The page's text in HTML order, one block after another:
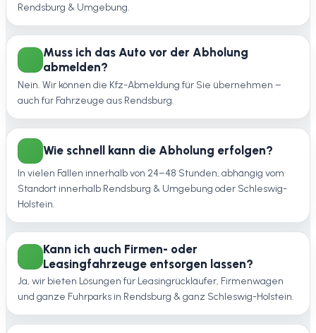
Rendsburg & Umgebung.
Muss ich das Auto vor der Abholung
abmelden?
Nein. Wir können die Kfz-Abmeldung für Sie übernehmen –
auch für Fahrzeuge aus Rendsburg.
Wie schnell kann die Abholung erfolgen?
In vielen Fällen innerhalb von 24–48 Stunden, abhängig vom
Standort innerhalb Rendsburg & Umgebung oder Schleswig-
Holstein.
Kann ich auch Firmen- oder
Leasingfahrzeuge entsorgen lassen?
Ja, wir bieten Lösungen für Leasingrückläufer, Firmenwagen
und ganze Fuhrparks in Rendsburg & ganz Schleswig-Holstein.